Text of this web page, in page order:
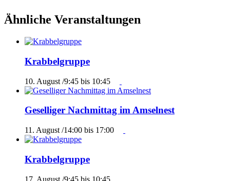
Ähnliche Veranstaltungen
Krabbelgruppe
10. August /9:45 bis 10:45
Geselliger Nachmittag im Amselnest
11. August /14:00 bis 17:00
Krabbelgruppe
17. August /9:45 bis 10:45